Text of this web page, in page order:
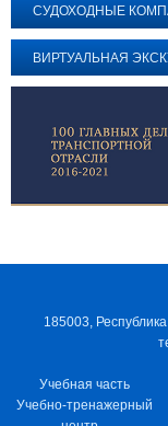
СУДОХОДНЫЕ
ВИРТУАЛЬНАЯ
185003,
Учебная часть
Учебно-тренажерный